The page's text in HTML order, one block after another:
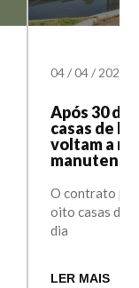
04/04/ 2024
Após 30
casas de
voltam a
O contrato
oito casas de
dia
LER MAIS